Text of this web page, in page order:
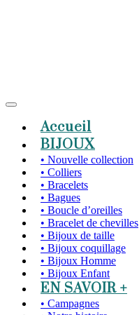
Accueil
BIJOUX
• Nouvelle collection
• Colliers
• Bracelets
• Bagues
• Boucle d’oreilles
• Bracelet de chevilles
• Bijoux de taille
• Bijoux coquillage
• Bijoux Homme
• Bijoux Enfant
EN SAVOIR +
• Campagnes